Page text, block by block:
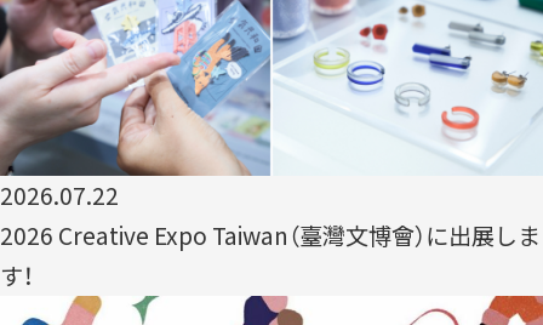
すみだモダンブルーパートナー
2021-
STORIES
2026.07.22
2026 Creative Expo Taiwan（臺灣文博會）に出展しま
す！